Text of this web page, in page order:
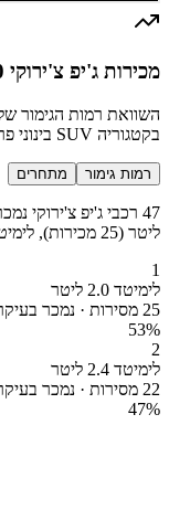
מכירות ג'יפ צ'ירוקי 2020 והשוואה למתחרים
בקטגוריה SUV בינוני פרימיום
רמות גימור מתחרים
ליטר (25 מכירות), לימיטד 2.4 ליטר (22 מכירות).
1
לימיטד 2.0 ליטר
25 מסירות · נמכר בעיקר לפרטיים
53%
2
לימיטד 2.4 ליטר
22 מסירות · נמכר בעיקר לפרטיים
47%